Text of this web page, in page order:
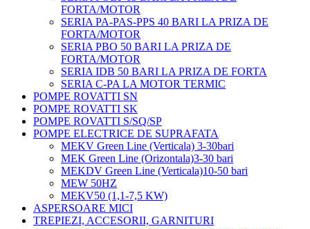
FORTA/MOTOR
SERIA PA-PAS-PPS 40 BARI LA PRIZA DE
FORTA/MOTOR
SERIA PBO 50 BARI LA PRIZA DE
FORTA/MOTOR
SERIA IDB 50 BARI LA PRIZA DE FORTA
SERIA C-PA LA MOTOR TERMIC
POMPE ROVATTI SN
POMPE ROVATTI SK
POMPE ROVATTI S/SQ/SP
POMPE ELECTRICE DE SUPRAFATA
MEKV Green Line (Verticala) 3-30bari
MEK Green Line (Orizontala)3-30 bari
MEKDV Green Line (Verticala)10-50 bari
MEW 50HZ
MEKV50 (1,1-7,5 KW)
ASPERSOARE MICI
TREPIEZI, ACCESORII, GARNITURI